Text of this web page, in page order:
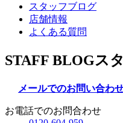
スタッフブログ
店舗情報
よくある質問
STAFF BLOGス
メールでのお問い合わ
お電話でのお問合わせ